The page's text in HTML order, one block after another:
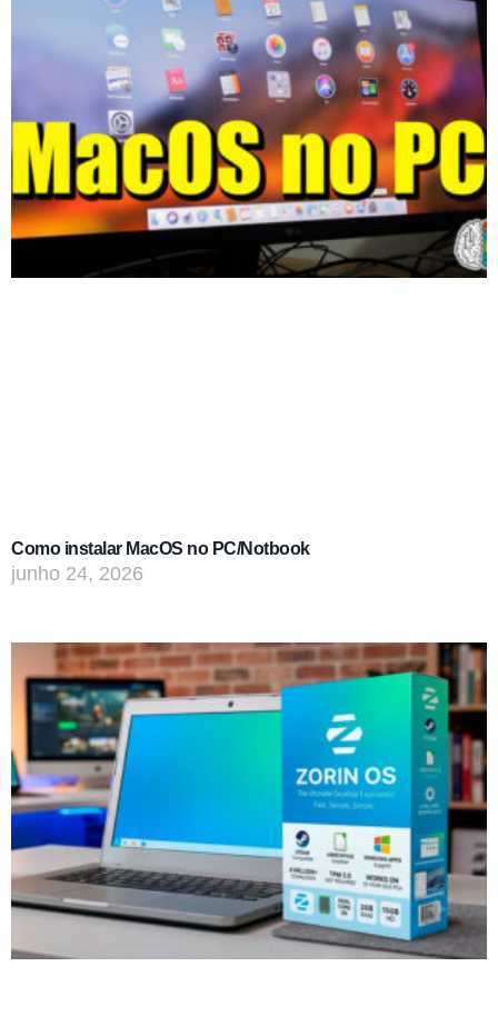
Como instalar MacOS no PC/Notbook
junho 24, 2026